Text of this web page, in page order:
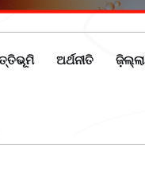
ଅର୍ଥନୀତି ଜ଼ିଲ୍ଲା